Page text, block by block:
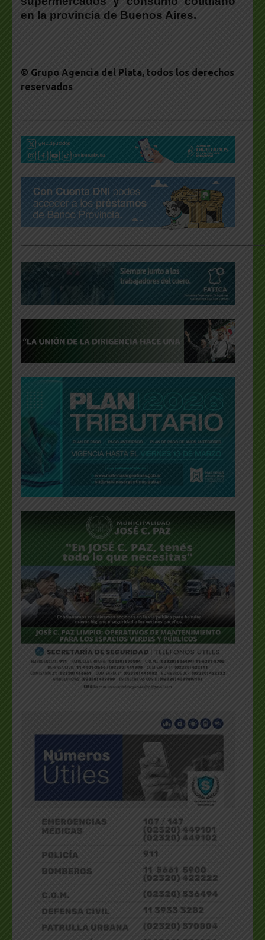
en la provincia de Buenos Aires.
© Grupo Agencia del Plata, todos los derechos
reservados
.